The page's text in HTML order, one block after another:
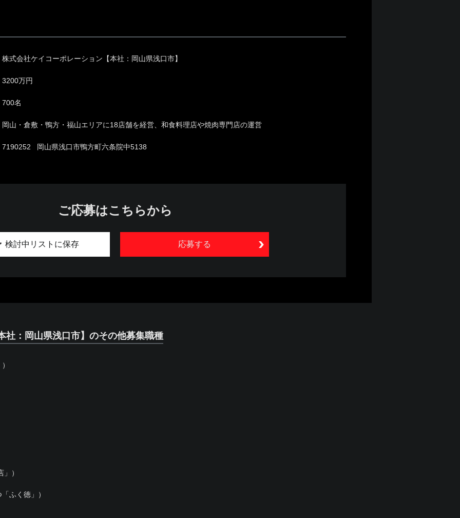
株式会社ケイコーポレーション【本社：岡山県浅口市】
3200万円
700名
岡山・倉敷・鴨方・福山エリアに18店舗を経営、和食料理店や焼肉専門店の運営
7190252 岡山県浅口市鴨方町六条院中5138
ご応募はこちらから
応募する
検討中リストに保存
社：岡山県浅口市】のその他募集職種
）
ふく徳」）